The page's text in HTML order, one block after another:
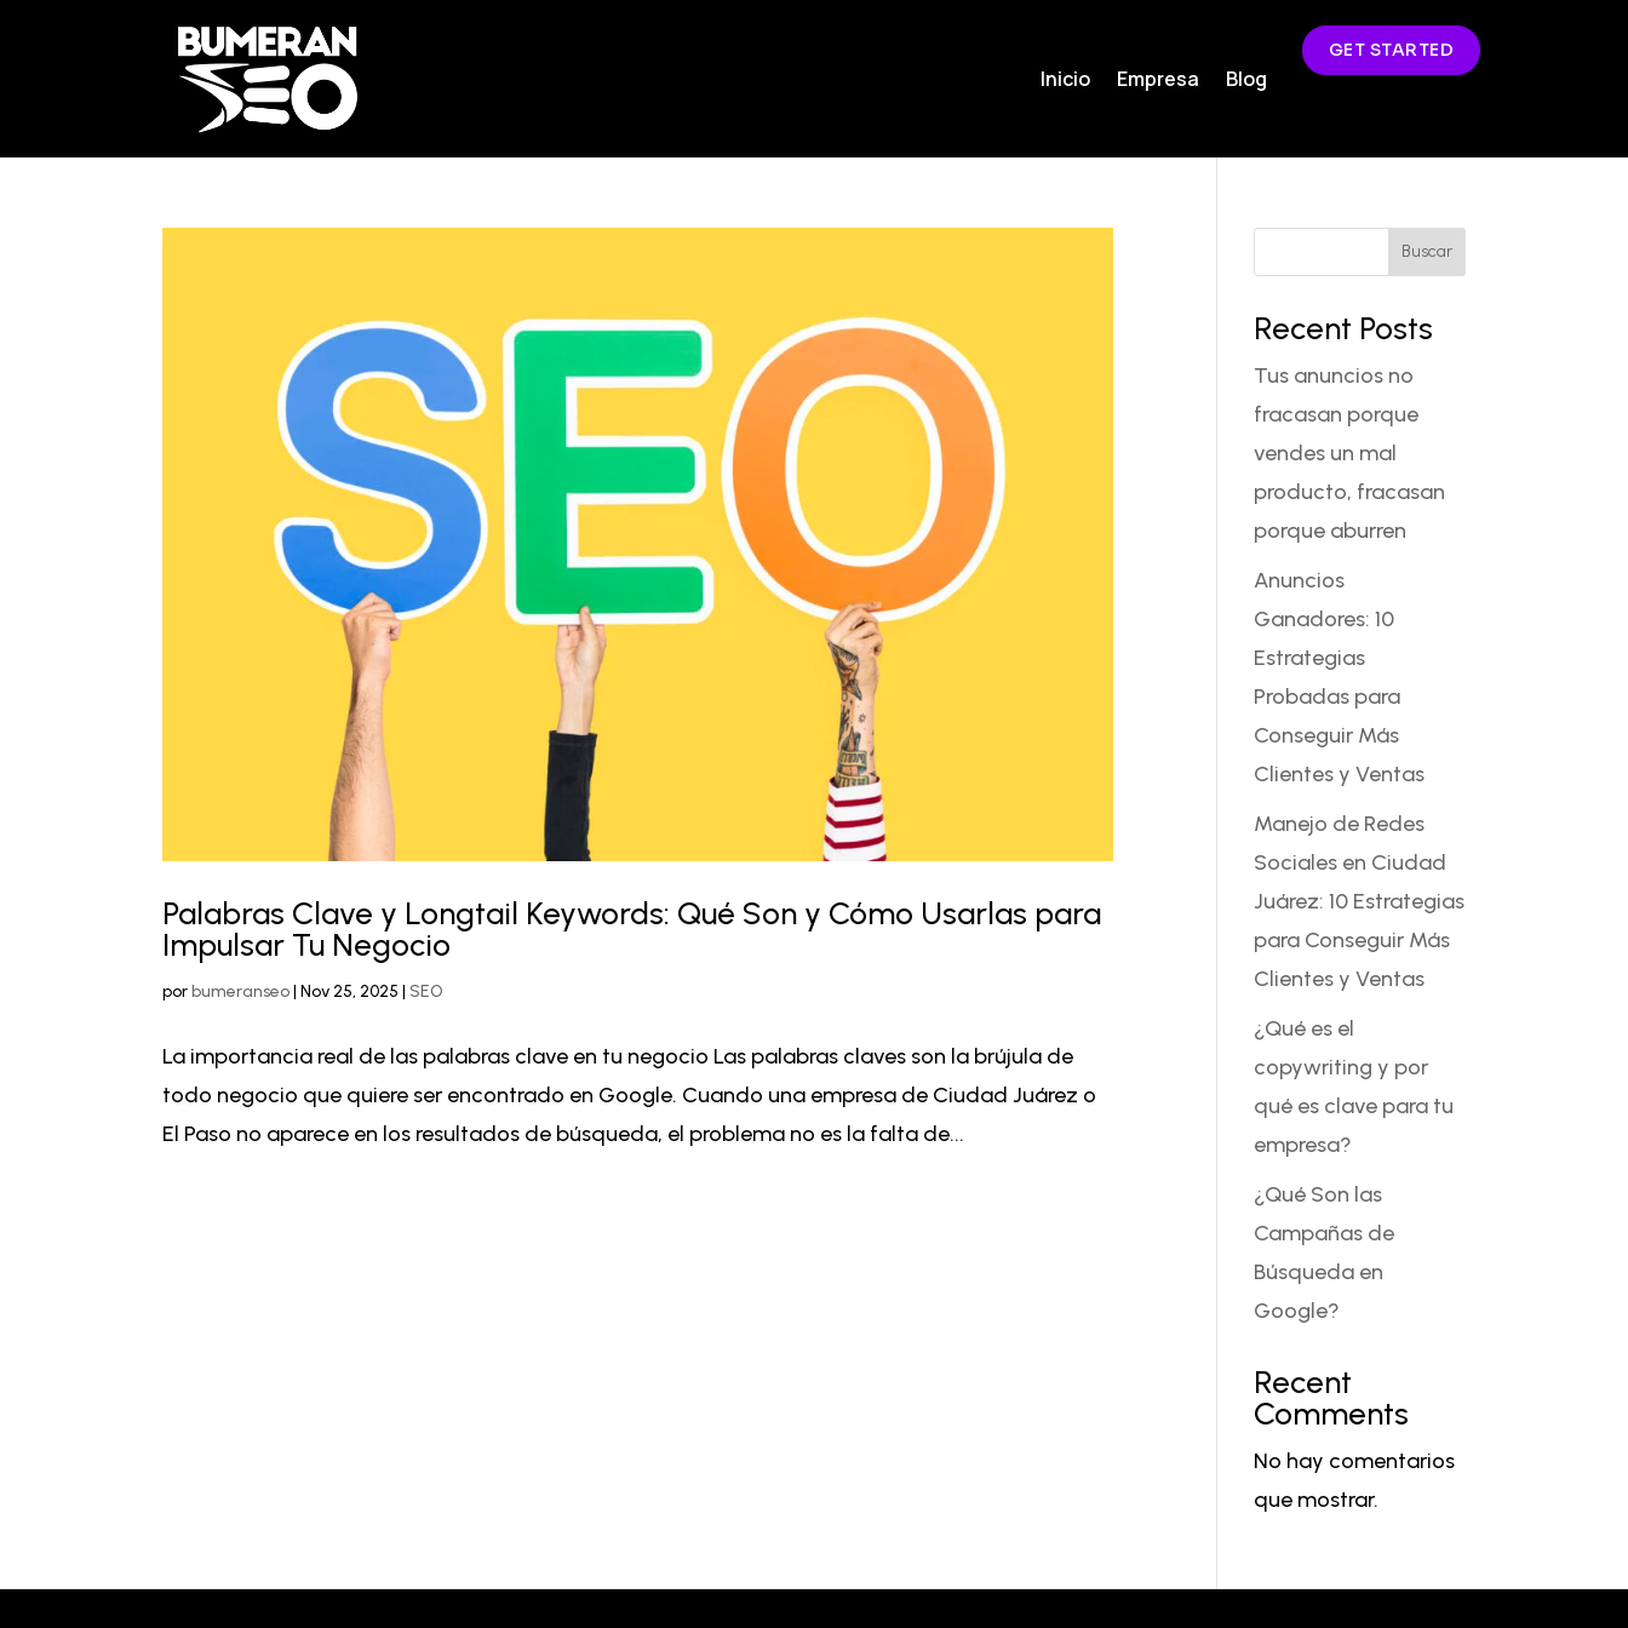
Inicio Empresa Blog
GET STARTED
Palabras Clave y Longtail Keywords: Qué Son y Cómo Usarlas para
Impulsar Tu Negocio
porbumeranseo|Nov 25, 2025 | SEO
La importancia real de las palabras clave en tu negocio Las palabras claves son la brújula de
todo negocio que quiere ser encontrado en Google. Cuando una empresa de Ciudad Juárez o
El Paso no aparece en los resultados de búsqueda, el problema no es la falta de...
Buscar
Recent Posts
Tus anuncios no
fracasan porque
vendes un mal
producto, fracasan
porque aburren
Anuncios
Ganadores: 10
Estrategias
Probadas para
Conseguir Más
Clientes y Ventas
Manejo de Redes
Sociales en Ciudad
Juárez: 10 Estrategias
para Conseguir Más
Clientes y Ventas
¿Qué es el
copywriting y por
qué es clave para tu
empresa?
¿Qué Son las
Campañas de
Búsqueda en
Google?
Recent
Comments
No hay comentarios
que mostrar.